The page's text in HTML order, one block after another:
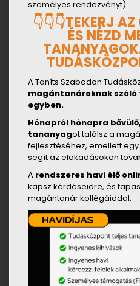
személyes rendezvényt)
👇👇👇TEKERJ
ÉS NÉZD
A Taníts Szabadon
magántanároknak
egyben.
Hónapról hónapra
tananyagot találsz a
fejlesztéséhez, emellett egy
segít az elakadásokon
A rendszeres havi élő
kapsz kérdéseidre, és
magántanár kollégáiddal.